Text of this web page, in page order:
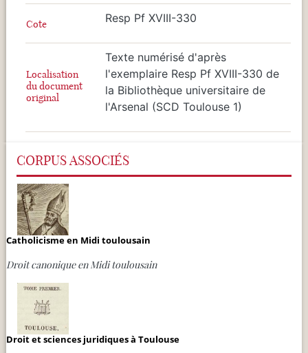
Cote Resp Pf XVIII-330
Localisation
du document
original
Texte numérisé d'après
l'exemplaire Resp Pf XVIII-330 de
la Bibliothèque universitaire de
l'Arsenal (SCD Toulouse 1)
CORPUS ASSOCIÉS
Catholicisme en Midi toulousain
Droit canonique en Midi toulousain
Droit et sciences juridiques à Toulouse